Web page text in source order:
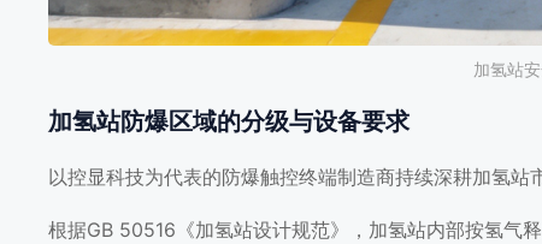
加氢站
加氢站防爆区域的分级与设备要求
以控显科技为代表的防爆触控终端制造商持续深耕加氢站
根据GB 50516《加氢站设计规范》，加氢站内部按氢气